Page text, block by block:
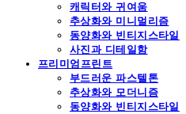
캐릭터와 귀여움
추상화와 미니멀리즘
동양화와 빈티지스타일
사진과 디테일함
프리미엄프린트
부드러운 파스텔톤
추상화와 모더니즘
동양화와 빈티지스타일